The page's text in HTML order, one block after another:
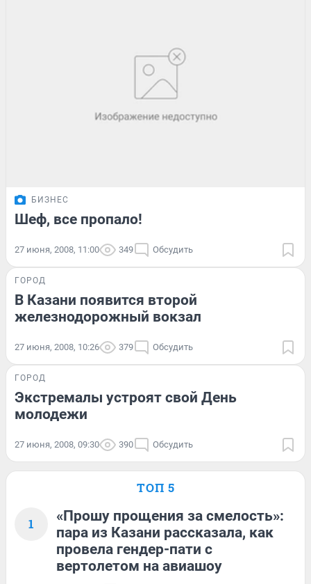
БИЗНЕС
Шеф, все пропало!
27 июня, 2008, 11:00 349 Обсудить
ГОРОД
В Казани появится второй
железнодорожный вокзал
27 июня, 2008, 10:26 379 Обсудить
ГОРОД
Экстремалы устроят свой День
молодежи
27 июня, 2008, 09:30 390 Обсудить
ТОП 5
1
«Прошу прощения за смелость»:
пара из Казани рассказала, как
провела гендер-пати с
вертолетом на авиашоу